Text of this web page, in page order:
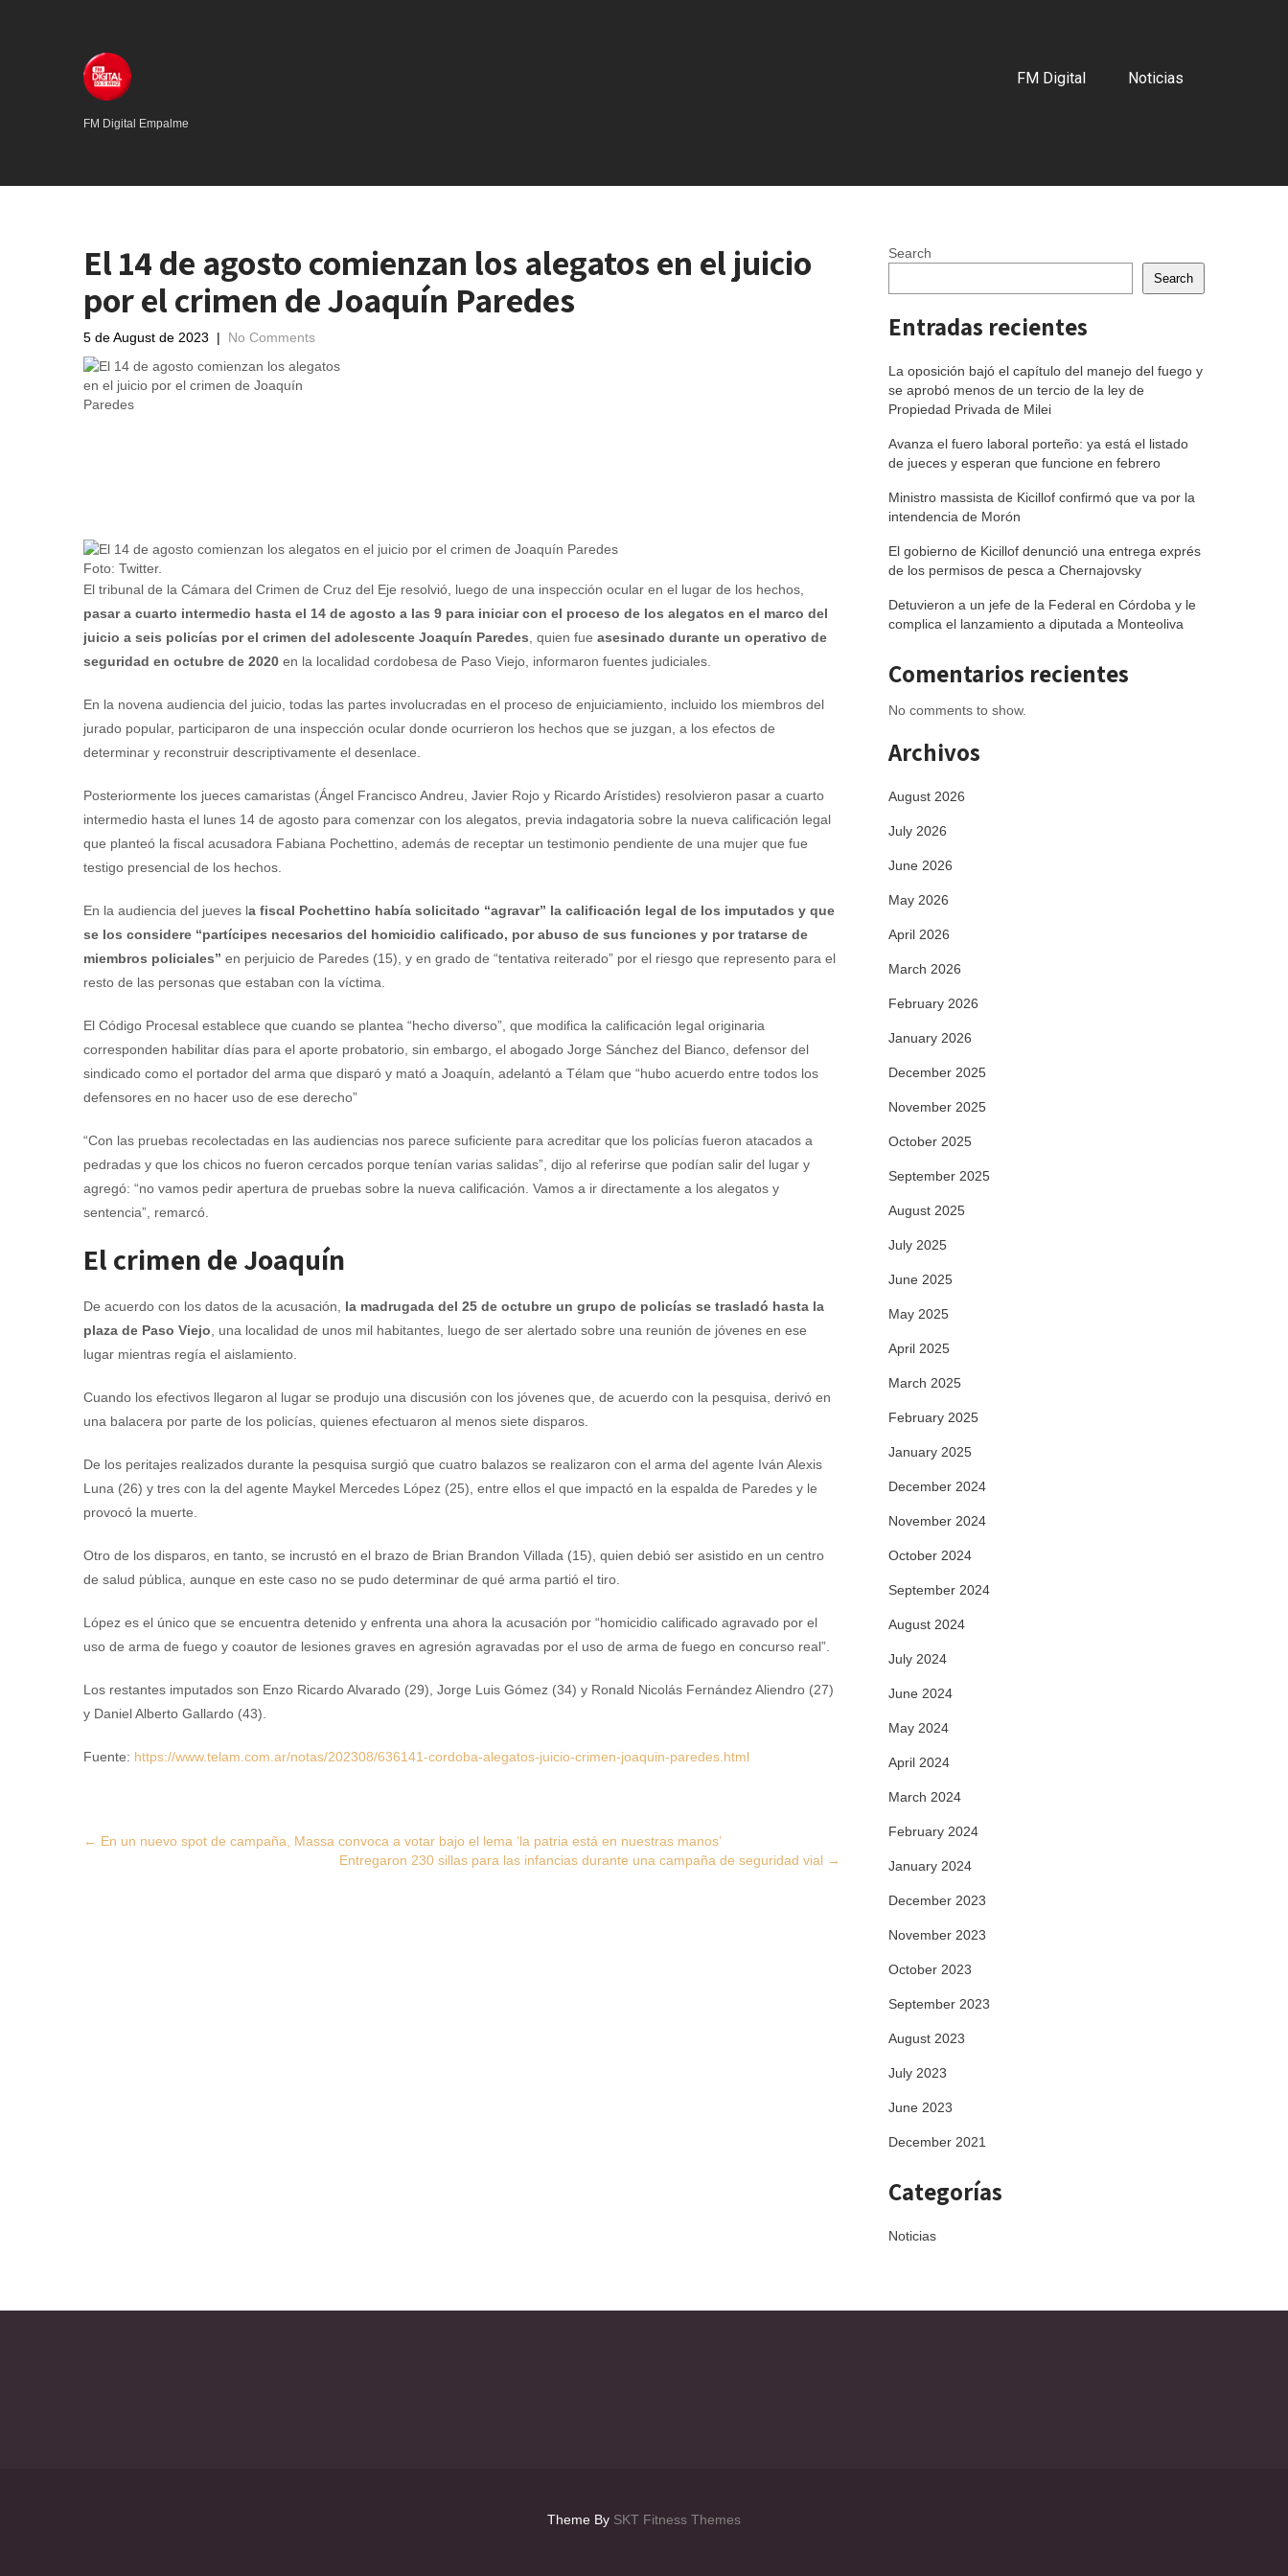
FM Digital Empalme
FM Digital Noticias
El 14 de agosto comienzan los alegatos en el juicio
por el crimen de Joaquín Paredes
5 de August de 2023 | No Comments
Foto: Twitter.
El tribunal de la Cámara del Crimen de Cruz del Eje resolvió, luego de una inspección ocular en el lugar de los hechos,
pasar a cuarto intermedio hasta el 14 de agosto a las 9 para iniciar con el proceso de los alegatos en el marco del
juicio a seis policías por el crimen del adolescente Joaquín Paredes, quien fue asesinado durante un operativo de
seguridad en octubre de 2020 en la localidad cordobesa de Paso Viejo, informaron fuentes judiciales.
En la novena audiencia del juicio, todas las partes involucradas en el proceso de enjuiciamiento, incluido los miembros del
jurado popular, participaron de una inspección ocular donde ocurrieron los hechos que se juzgan, a los efectos de
determinar y reconstruir descriptivamente el desenlace.
Posteriormente los jueces camaristas (Ángel Francisco Andreu, Javier Rojo y Ricardo Arístides) resolvieron pasar a cuarto
intermedio hasta el lunes 14 de agosto para comenzar con los alegatos, previa indagatoria sobre la nueva calificación legal
que planteó la fiscal acusadora Fabiana Pochettino, además de receptar un testimonio pendiente de una mujer que fue
testigo presencial de los hechos.
En la audiencia del jueves la fiscal Pochettino había solicitado “agravar” la calificación legal de los imputados y que
se los considere “partícipes necesarios del homicidio calificado, por abuso de sus funciones y por tratarse de
miembros policiales” en perjuicio de Paredes (15), y en grado de “tentativa reiterado” por el riesgo que represento para el
resto de las personas que estaban con la víctima.
El Código Procesal establece que cuando se plantea “hecho diverso”, que modifica la calificación legal originaria
corresponden habilitar días para el aporte probatorio, sin embargo, el abogado Jorge Sánchez del Bianco, defensor del
sindicado como el portador del arma que disparó y mató a Joaquín, adelantó a Télam que “hubo acuerdo entre todos los
defensores en no hacer uso de ese derecho”
“Con las pruebas recolectadas en las audiencias nos parece suficiente para acreditar que los policías fueron atacados a
pedradas y que los chicos no fueron cercados porque tenían varias salidas”, dijo al referirse que podían salir del lugar y
agregó: “no vamos pedir apertura de pruebas sobre la nueva calificación. Vamos a ir directamente a los alegatos y
sentencia”, remarcó.
El crimen de Joaquín
De acuerdo con los datos de la acusación, la madrugada del 25 de octubre un grupo de policías se trasladó hasta la
plaza de Paso Viejo, una localidad de unos mil habitantes, luego de ser alertado sobre una reunión de jóvenes en ese
lugar mientras regía el aislamiento.
Cuando los efectivos llegaron al lugar se produjo una discusión con los jóvenes que, de acuerdo con la pesquisa, derivó en
una balacera por parte de los policías, quienes efectuaron al menos siete disparos.
De los peritajes realizados durante la pesquisa surgió que cuatro balazos se realizaron con el arma del agente Iván Alexis
Luna (26) y tres con la del agente Maykel Mercedes López (25), entre ellos el que impactó en la espalda de Paredes y le
provocó la muerte.
Otro de los disparos, en tanto, se incrustó en el brazo de Brian Brandon Villada (15), quien debió ser asistido en un centro
de salud pública, aunque en este caso no se pudo determinar de qué arma partió el tiro.
López es el único que se encuentra detenido y enfrenta una ahora la acusación por “homicidio calificado agravado por el
uso de arma de fuego y coautor de lesiones graves en agresión agravadas por el uso de arma de fuego en concurso real”.
Los restantes imputados son Enzo Ricardo Alvarado (29), Jorge Luis Gómez (34) y Ronald Nicolás Fernández Aliendro (27)
y Daniel Alberto Gallardo (43).
Fuente: https://www.telam.com.ar/notas/202308/636141-cordoba-alegatos-juicio-crimen-joaquin-paredes.html
Post
← En un nuevo spot de campaña, Massa convoca a votar bajo el lema ‘la patria está en nuestras manos’
Entregaron 230 sillas para las infancias durante una campaña de seguridad vial →
Search
Search
Entradas recientes
La oposición bajó el capítulo del manejo del fuego y
se aprobó menos de un tercio de la ley de
Propiedad Privada de Milei
Avanza el fuero laboral porteño: ya está el listado
de jueces y esperan que funcione en febrero
Ministro massista de Kicillof confirmó que va por la
intendencia de Morón
El gobierno de Kicillof denunció una entrega exprés
de los permisos de pesca a Chernajovsky
Detuvieron a un jefe de la Federal en Córdoba y le
complica el lanzamiento a diputada a Monteoliva
Comentarios recientes
No comments to show.
Archivos
August 2026
July 2026
June 2026
May 2026
April 2026
March 2026
February 2026
January 2026
December 2025
November 2025
October 2025
September 2025
August 2025
July 2025
June 2025
May 2025
April 2025
March 2025
February 2025
January 2025
December 2024
November 2024
October 2024
September 2024
August 2024
July 2024
June 2024
May 2024
April 2024
March 2024
February 2024
January 2024
December 2023
November 2023
October 2023
September 2023
August 2023
July 2023
June 2023
December 2021
Categorías
Noticias
Theme By SKT Fitness Themes